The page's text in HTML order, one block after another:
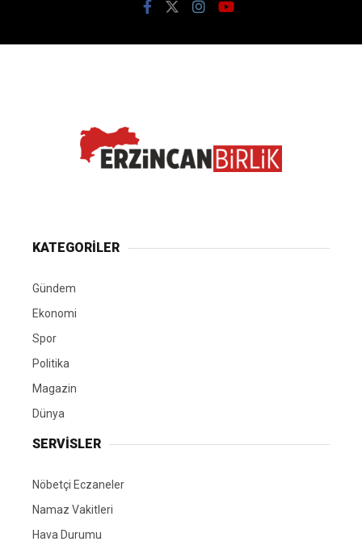
KATEGORİLER
Gündem
Ekonomi
Spor
Politika
Magazin
Dünya
SERVİSLER
Nöbetçi Eczaneler
Namaz Vakitleri
Hava Durumu